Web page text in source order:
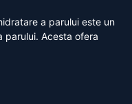
a parului este un
parului. Acesta ofera